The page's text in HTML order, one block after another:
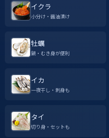
イクラ
小分け・醤油漬け
牡蠣
鍋・むき身が便利
イカ
一夜干し・刺身も
タイ
切り身・セットも